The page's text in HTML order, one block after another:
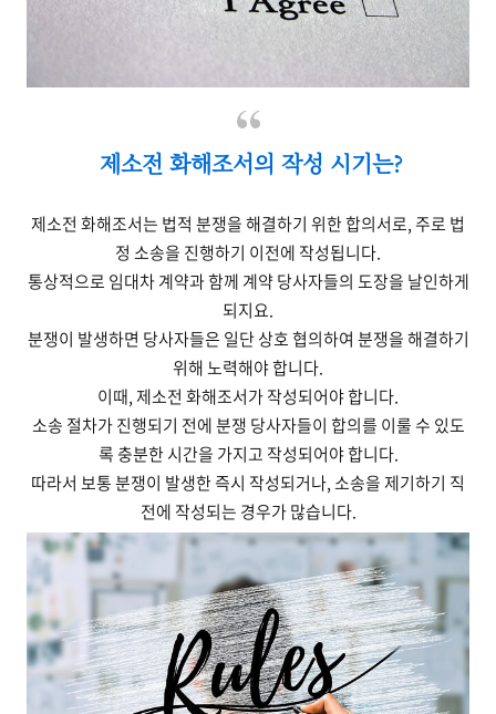
제소전 화해조서의 작성 시기는?
제소전 화해조서는 법적 분쟁을 해결하기 위한 합의서로, 주로 법
정 소송을 진행하기 이전에 작성됩니다.
통상적으로 임대차 계약과 함께 계약 당사자들의 도장을 날인하게
되지요.
분쟁이 발생하면 당사자들은 일단 상호 협의하여 분쟁을 해결하기
위해 노력해야 합니다.
이때, 제소전 화해조서가 작성되어야 합니다.
소송 절차가 진행되기 전에 분쟁 당사자들이 합의를 이룰 수 있도
록 충분한 시간을 가지고 작성되어야 합니다.
따라서 보통 분쟁이 발생한 즉시 작성되거나, 소송을 제기하기 직
전에 작성되는 경우가 많습니다.